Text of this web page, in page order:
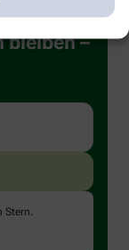
bleiben –
Stern